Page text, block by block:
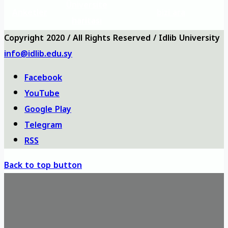
Copyright 2020 / All Rights Reserved / Idlib University
info@idlib.edu.sy
Facebook
YouTube
Google Play
Telegram
RSS
Back to top button